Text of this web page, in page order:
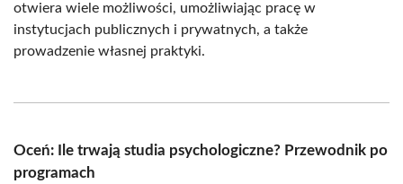
otwiera wiele możliwości, umożliwiając pracę w
instytucjach publicznych i prywatnych, a także
prowadzenie własnej praktyki.
Oceń: Ile trwają studia psychologiczne? Przewodnik po
programach